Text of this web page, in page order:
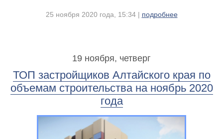
25 ноября 2020 года, 15:34 | подробнее
19 ноября, четверг
ТОП застройщиков Алтайского края по
объемам строительства на ноябрь 2020
года